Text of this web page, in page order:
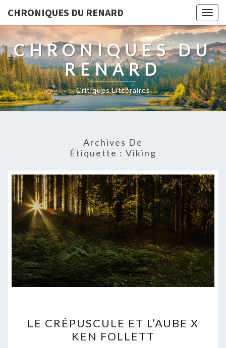
CHRONIQUES DU RENARD
CHRONIQUES DU
RENARD
Critiques Littéraires
Archives De
Étiquette : Viking
CRÉPUSCULE
ET
LE CRÉPUSCULE ET L’AUBE X
KEN FOLLETT